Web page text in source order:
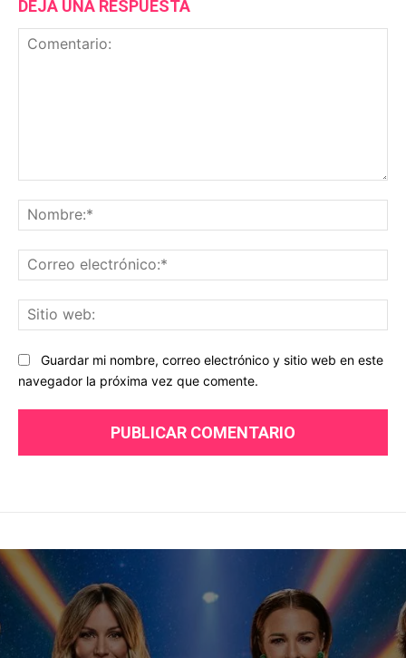
DEJA UNA RESPUESTA
Guardar mi nombre, correo electrónico y sitio web en este
navegador la próxima vez que comente.